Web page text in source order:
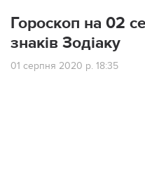
Гороскоп на 02
знаків Зодіаку
01 серпня 2020 р. 18:35